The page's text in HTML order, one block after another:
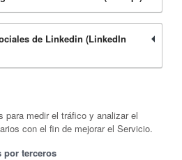
de Linkedin (LinkedIn
para medir el tráfico y analizar el
con el fin de mejorar el Servicio.
por terceros